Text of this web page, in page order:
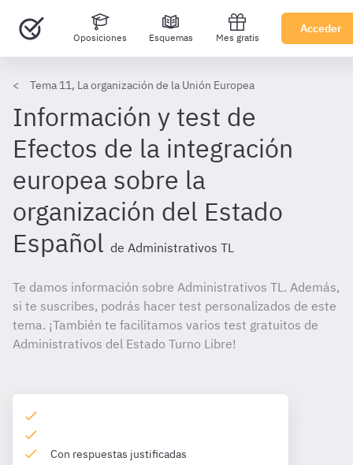
Oposiciones Esquemas Mes gratis
Acceder
Tema 11, La organización de la Unión Europea
Información y test de
Efectos de la integración
europea sobre la
organización del Estado
Español de Administrativos TL
Te damos información sobre Administrativos TL. Además,
si te suscribes, podrás hacer test personalizados de este
tema. ¡También te facilitamos varios test gratuitos de
Administrativos del Estado Turno Libre!
Con respuestas justificadas